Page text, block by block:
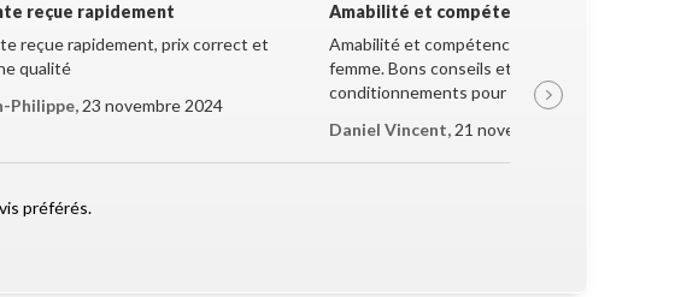
reçue rapidement
reçue rapidement, prix correct et
qualité
Philippe, 23 novembre 2024
Amabilité et compétence
Amabilité et compétence de la jeune
femme. Bons conseils et très bon
conditionnements pour le transport.
Daniel Vincent, 21 novembre 2024
préférés.